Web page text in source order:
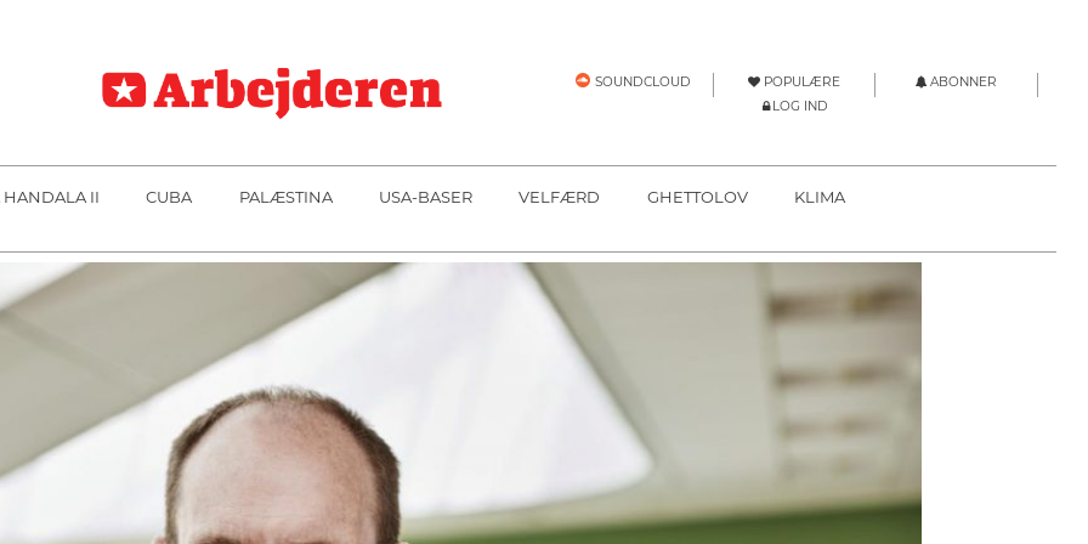
SOUNDCLOUD POPULÆRE
ABONNER
LOG IND
HANDALA II CUBA PALÆSTINA USA-BASER VELFÆRD GHETTOLOV
KLIMA